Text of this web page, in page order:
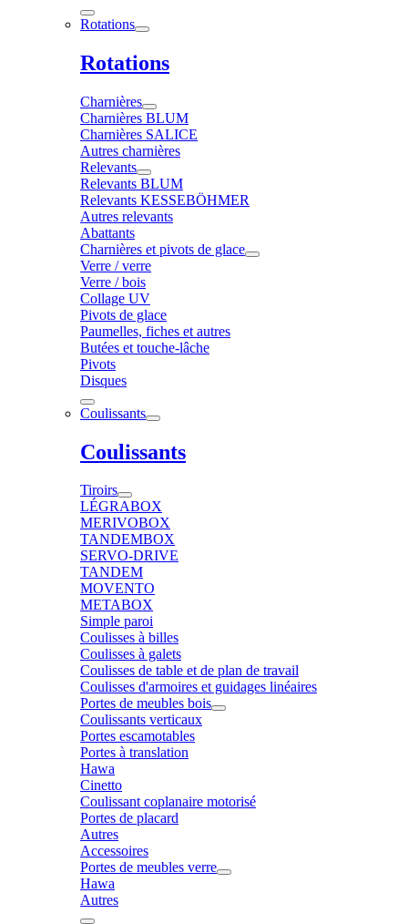
Rotations
Rotations
Charnières
Charnières BLUM
Charnières SALICE
Autres charnières
Relevants
Relevants BLUM
Relevants KESSEBÖHMER
Autres relevants
Abattants
Charnières et pivots de glace
Verre / verre
Verre / bois
Collage UV
Pivots de glace
Paumelles, fiches et autres
Butées et touche-lâche
Pivots
Disques
Coulissants
Coulissants
Tiroirs
LÉGRABOX
MERIVOBOX
TANDEMBOX
SERVO-DRIVE
TANDEM
MOVENTO
METABOX
Simple paroi
Coulisses à billes
Coulisses à galets
Coulisses de table et de plan de travail
Coulisses d'armoires et guidages linéaires
Portes de meubles bois
Coulissants verticaux
Portes escamotables
Portes à translation
Hawa
Cinetto
Coulissant coplanaire motorisé
Portes de placard
Autres
Accessoires
Portes de meubles verre
Hawa
Autres